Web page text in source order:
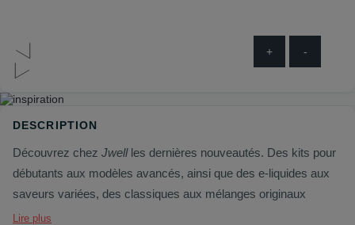
+ -
DESCRIPTION
Découvrez chez Jwellles dernières nouveautés. Des kits pour
débutants aux modèles avancés, ainsi que des e-liquides aux
saveurs variées, des classiques aux mélanges originaux
Lire plus